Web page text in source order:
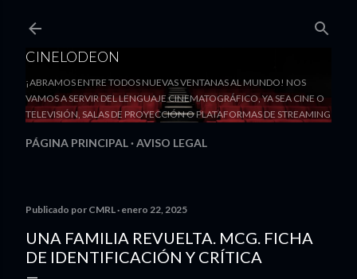
CINELODEON
¡ABRAMOS ENTRE TODOS NUEVAS VENTANAS AL MUNDO! NOS
VAMOS A SERVIR DEL LENGUAJE CINEMATOGRÁFICO, YA SEA CINE O
TELEVISIÓN, SALAS DE PROYECCIÓN O PLATAFORMAS DE STREAMING
PÁGINA PRINCIPAL AVISO LEGAL
Publicado por CMRL enero 22, 2025
UNA FAMILIA REVUELTA. MCG. FICHA
DE IDENTIFICACIÓN Y CRÍTICA